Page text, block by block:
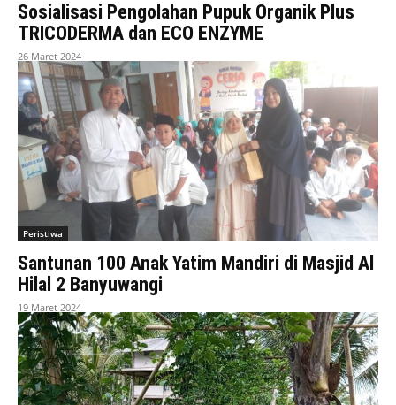
Sosialisasi Pengolahan Pupuk Organik Plus
TRICODERMA dan ECO ENZYME
26 Maret 2024
Peristiwa
Santunan 100 Anak Yatim Mandiri di Masjid Al
Hilal 2 Banyuwangi
19 Maret 2024